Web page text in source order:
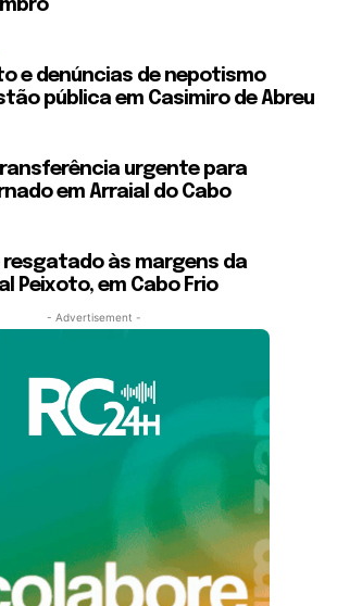
e denúncias de nepotismo
pública em Casimiro de Abreu
urgente para
em Arraial do Cabo
resgatado às margens da
Peixoto, em Cabo Frio
- Advertisement -